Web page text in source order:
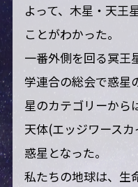
よって、木星・天王
ことがわかった。
一番外側を回る冥王
学連合の総会で惑星
星のカテゴリーから
天体(エッジワース
惑星となった。
私たちの地球は、生